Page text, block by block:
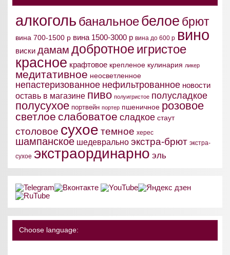
алкоголь банальноебелое брют
вина 700-1500 р вина 1500-3000 р вина до 600 р вино
виски дамам добротное игристое
красное крафтовое крепленое кулинария ликер
медитативное неосветленное
непастеризованное нефильтрованное новости
оставь в магазине пиво полуигристое полусладкое
полусухое портвейн портер пшеничное розовое
светлое слабоватое сладкое стаут
столовое сухое темное херес
шампанское шедеврально экстра-брют экстра-
сухое экстраординарно эль
Choose language: